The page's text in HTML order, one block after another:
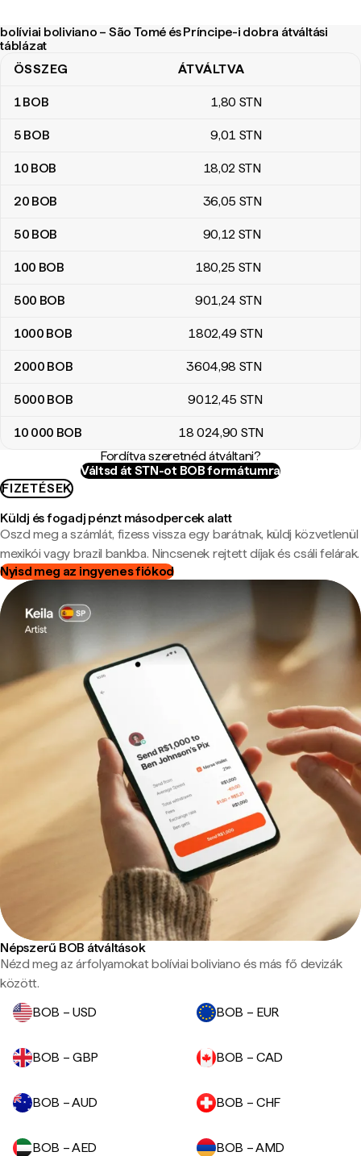
bolíviai boliviano – São Tomé és Príncipe-i dobra átváltási
táblázat
bolíviai boliviano – São Tomé és Príncipe-i dobra átváltási táblázat
ÖSSZEG ÁTVÁLTVA
1BOB 1,80 STN
5 BOB 9,01 STN
10 BOB 18,02 STN
20 BOB 36,05 STN
50 BOB 90,12 STN
100 BOB 180,25 STN
500 BOB 901,24 STN
1000 BOB 1802,49 STN
2000 BOB 3604,98 STN
5000 BOB 9012,45 STN
10 000 BOB 18 024,90 STN
Fordítva szeretnéd átváltani?
Váltsd át STN-ot BOB formátumra
FIZETÉSEK
Küldj és fogadj pénzt másodpercek alatt
Oszd meg a számlát, fizess vissza egy barátnak, küldj közvetlenül
mexikói vagy brazil bankba. Nincsenek rejtett díjak és csáli felárak.
Nyisd meg az ingyenes fiókod
Népszerű BOB átváltások
Nézd meg az árfolyamokat bolíviai boliviano és más fő devizák
között.
BOB – USD
BOB – EUR
BOB – GBP BOB – CAD
BOB – AUD BOB – CHF
BOB – AED
BOB – AMD